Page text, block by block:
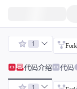
1 Fork
代码介绍 代码
1